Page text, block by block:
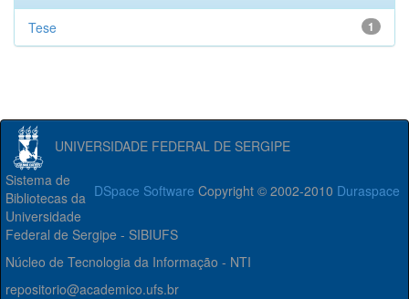
1
Tese
UNIVERSIDADE FEDERAL DE SERGIPE
DSpace Software Copyright © 2002-2010 Duraspace
Sistema de
Bibliotecas da
Universidade
Federal de Sergipe - SIBIUFS
Núcleo de Tecnologia da Informação - NTI
repositorio@academico.ufs.br